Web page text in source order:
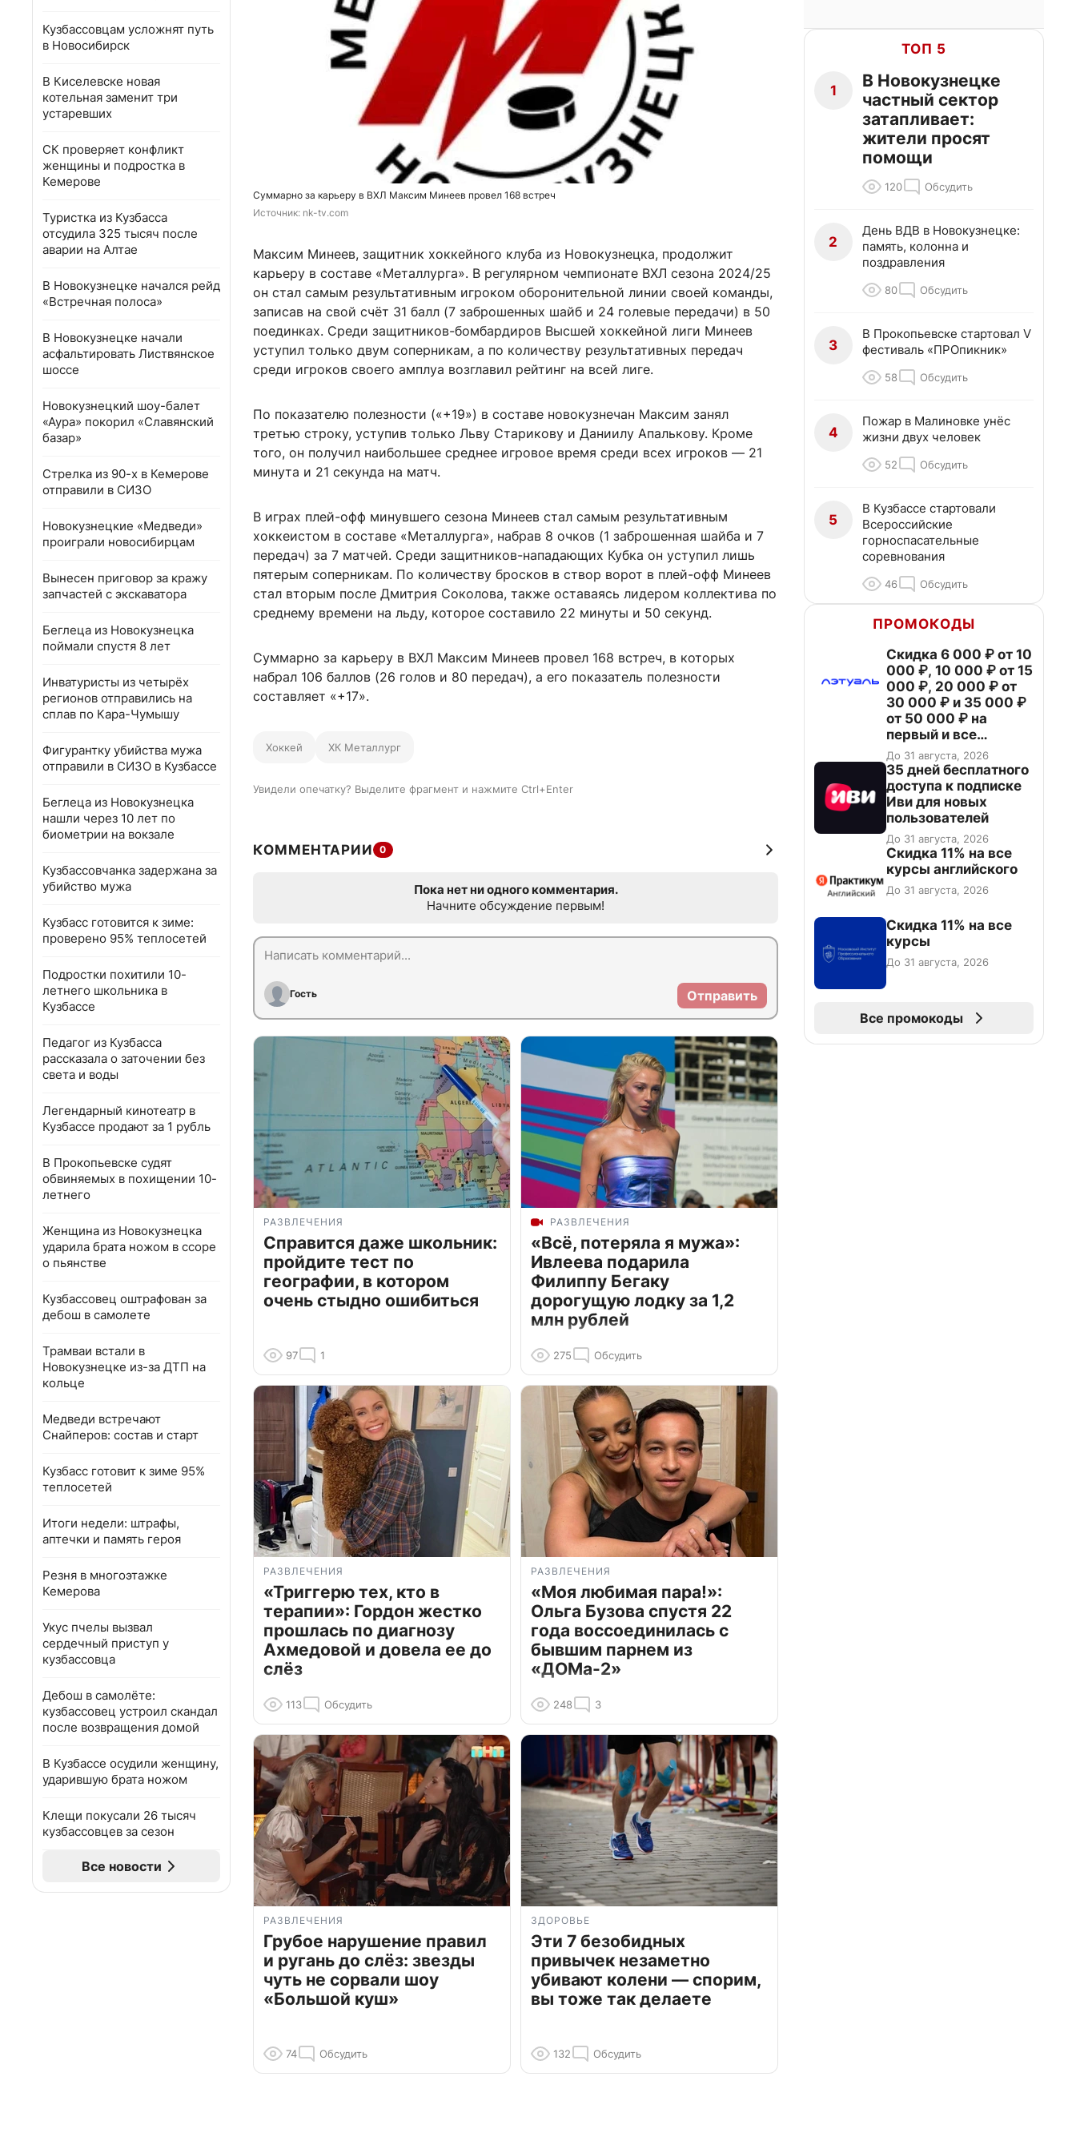
Кузбассовцам усложнят путь
в Новосибирск
В Киселевске новая
котельная заменит три
устаревших
СК проверяет конфликт
женщины и подростка в
Кемерове
Туристка из Кузбасса
отсудила 325 тысяч после
аварии на Алтае
В Новокузнецке начался рейд
«Встречная полоса»
В Новокузнецке начали
асфальтировать Листвянское
шоссе
Новокузнецкий шоу-балет
«Аура» покорил «Славянский
базар»
Стрелка из 90-х в Кемерове
отправили в СИЗО
Новокузнецкие «Медведи»
проиграли новосибирцам
Вынесен приговор за кражу
запчастей с экскаватора
Беглеца из Новокузнецка
поймали спустя 8 лет
Инватуристы из четырёх
регионов отправились на
сплав по Кара-Чумышу
Фигурантку убийства мужа
отправили в СИЗО в Кузбассе
Беглеца из Новокузнецка
нашли через 10 лет по
биометрии на вокзале
Кузбассовчанка задержана за
убийство мужа
Кузбасс готовится к зиме:
проверено 95% теплосетей
Подростки похитили 10-
летнего школьника в
Кузбассе
Педагог из Кузбасса
рассказала о заточении без
света и воды
Легендарный кинотеатр в
Кузбассе продают за 1 рубль
В Прокопьевске судят
обвиняемых в похищении 10-
летнего
Женщина из Новокузнецка
ударила брата ножом в ссоре
о пьянстве
Кузбассовец оштрафован за
дебош в самолете
Трамваи встали в
Новокузнецке из-за ДТП на
кольце
Медведи встречают
Снайперов: состав и старт
Кузбасс готовит к зиме 95%
теплосетей
Итоги недели: штрафы,
аптечки и память героя
Резня в многоэтажке
Кемерова
Укус пчелы вызвал
сердечный приступ у
кузбассовца
Дебош в самолёте:
кузбассовец устроил скандал
после возвращения домой
В Кузбассе осудили женщину,
ударившую брата ножом
Клещи покусали 26 тысяч
кузбассовцев за сезон
Все новости
Суммарно за карьеру в ВХЛ Максим Минеев провел 168 встреч
Источник: nk-tv.com
Максим Минеев, защитник хоккейного клуба из Новокузнецка, продолжит
карьеру в составе «Металлурга». В регулярном чемпионате ВХЛ сезона 2024/25
он стал самым результативным игроком оборонительной линии своей команды,
записав на свой счёт 31 балл (7 заброшенных шайб и 24 голевые передачи) в 50
поединках. Среди защитников-бомбардиров Высшей хоккейной лиги Минеев
уступил только двум соперникам, а по количеству результативных передач
среди игроков своего амплуа возглавил рейтинг на всей лиге.
По показателю полезности («+19») в составе новокузнечан Максим занял
третью строку, уступив только Льву Старикову и Даниилу Апалькову. Кроме
того, он получил наибольшее среднее игровое время среди всех игроков — 21
минута и 21 секунда на матч.
В играх плей-офф минувшего сезона Минеев стал самым результативным
хоккеистом в составе «Металлурга», набрав 8 очков (1 заброшенная шайба и 7
передач) за 7 матчей. Среди защитников-нападающих Кубка он уступил лишь
пятерым соперникам. По количеству бросков в створ ворот в плей-офф Минеев
стал вторым после Дмитрия Соколова, также оставаясь лидером коллектива по
среднему времени на льду, которое составило 22 минуты и 50 секунд.
Суммарно за карьеру в ВХЛ Максим Минеев провел 168 встреч, в которых
набрал 106 баллов (26 голов и 80 передач), а его показатель полезности
составляет «+17».
Хоккей ХК Металлург
Увидели опечатку? Выделите фрагмент и нажмите Ctrl+Enter
КОММЕНТАРИИ 0
Пока нет ни одного комментария.
Начните обсуждение первым!
Гость Отправить
РАЗВЛЕЧЕНИЯ
Справится даже школьник:
пройдите тест по
географии, в котором
очень стыдно ошибиться
97 1
РАЗВЛЕЧЕНИЯ
«Всё, потеряла я мужа»:
Ивлеева подарила
Филиппу Бегаку
дорогущую лодку за 1,2
млн рублей
275 Обсудить
РАЗВЛЕЧЕНИЯ
«Триггерю тех, кто в
терапии»: Гордон жестко
прошлась по диагнозу
Ахмедовой и довела ее до
слёз
113 Обсудить
РАЗВЛЕЧЕНИЯ
«Моя любимая пара!»:
Ольга Бузова спустя 22
года воссоединилась с
бывшим парнем из
«ДОМа-2»
248 3
РАЗВЛЕЧЕНИЯ
Грубое нарушение правил
и ругань до слёз: звезды
чуть не сорвали шоу
«Большой куш»
74 Обсудить
ЗДОРОВЬЕ
Эти 7 безобидных
привычек незаметно
убивают колени — спорим,
вы тоже так делаете
132 Обсудить
ТОП 5
1
В Новокузнецке
частный сектор
затапливает:
жители просят
помощи
120 Обсудить
2
День ВДВ в Новокузнецке:
память, колонна и
поздравления
80 Обсудить
3
В Прокопьевске стартовал V
фестиваль «ПРОпикник»
58 Обсудить
4
Пожар в Малиновке унёс
жизни двух человек
52 Обсудить
5
В Кузбассе стартовали
Всероссийские
горноспасательные
соревнования
46 Обсудить
ПРОМОКОДЫ
Скидка 6 000 ₽ от 10
000 ₽, 10 000 ₽ от 15
000 ₽, 20 000 ₽ от
30 000 ₽ и 35 000 ₽
от 50 000 ₽ на
первый и все
повторные заказы по
промокоду НАБЕРИ
До 31 августа, 2026
35 дней бесплатного
доступа к подписке
Иви для новых
пользователей
До 31 августа, 2026
Скидка 11% на все
курсы английского
До 31 августа, 2026
Скидка 11% на все
курсы
До 31 августа, 2026
Все промокоды